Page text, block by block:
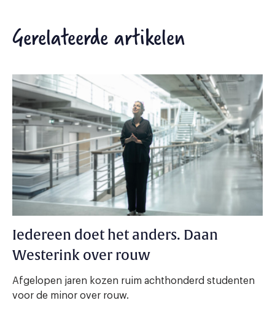
Gerelateerde artikelen
Iedereen doet het anders. Daan
Westerink over rouw
Afgelopen jaren kozen ruim achthonderd studenten
voor de minor over rouw.